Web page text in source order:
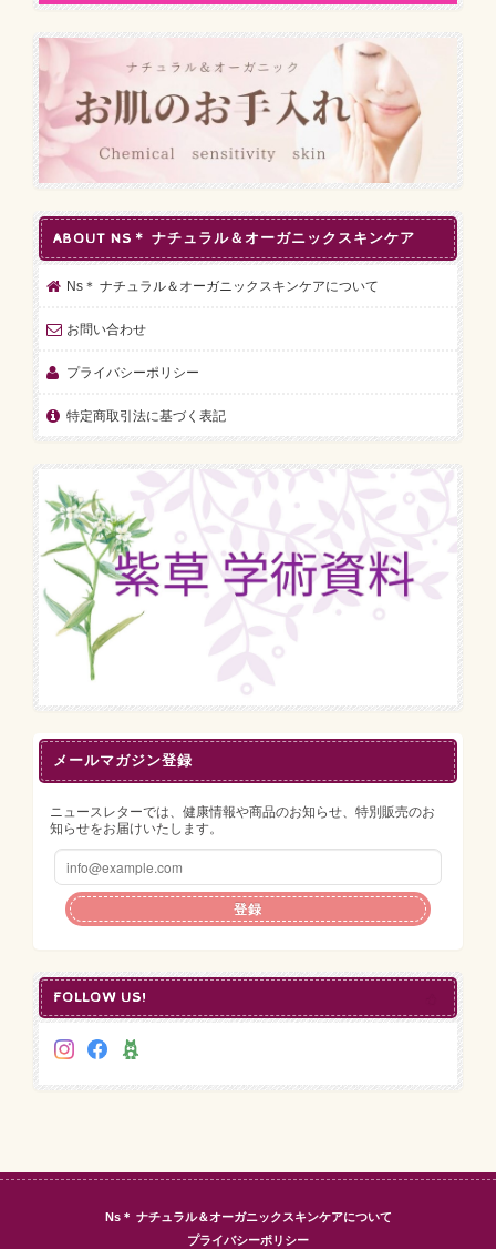
ABOUT NS＊ ナチュラル＆オーガニックスキンケア
Ns＊ ナチュラル＆オーガニックスキンケアについて
お問い合わせ
プライバシーポリシー
特定商取引法に基づく表記
メールマガジン登録
ニュースレターでは、健康情報や商品のお知らせ、特別販売のお
知らせをお届けいたします。
登録
FOLLOW US!
Ns＊ ナチュラル＆オーガニックスキンケアについて
プライバシーポリシー